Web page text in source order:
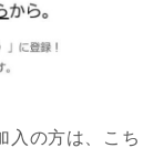
入の方は、こち